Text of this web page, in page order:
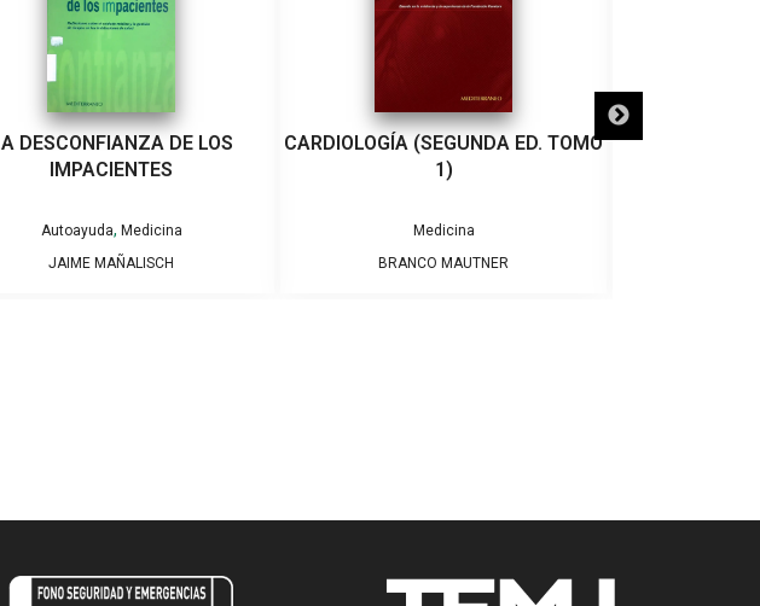
DESCONFIANZA DE LOS
IMPACIENTES
Autoayuda, Medicina
JAIME MAÑALISCH
CARDIOLOGÍA (SEGUNDA ED. TOMO
1)
Medicina
BRANCO MAUTNER
ERGONOMÍA Y